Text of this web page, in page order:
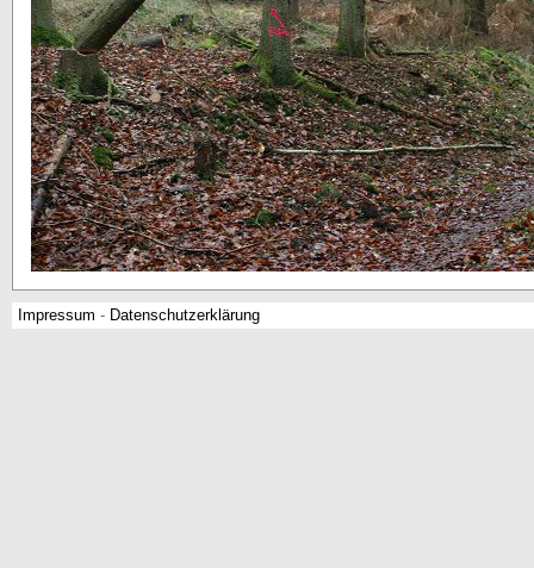
Impressum - Datenschutzerklärung